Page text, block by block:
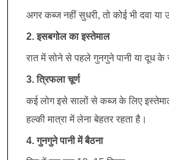
अगर कब्ज नहीं सुधरी, तो कोई भी दवा या
2. इसबगोल का इस्तेमाल
रात में सोने से पहले गुनगुने पानी या दूध
3. त्रिफला चूर्ण
कई लोग इसे सालों से कब्ज के लिए
हल्की मात्रा में लेना बेहतर रहता है।
4. गुनगुने पानी में बैठना